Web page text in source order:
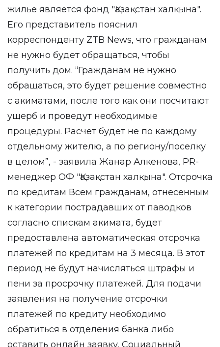
жилье является фонд "Қазақстан халқына".
Его представитель пояснил
корреспонденту ZTB News, что гражданам
не нужно будет обращаться, чтобы
получить дом. “Гражданам не нужно
обращаться, это будет решение совместно
с акиматами, после того как они посчитают
ущерб и проведут необходимые
процедуры. Расчет будет не по каждому
отдельному жителю, а по региону/поселку
в целом”, - заявила Жанар Алкенова, PR-
менеджер ОФ "Қазақстан халқына". Отсрочка
по кредитам Всем гражданам, отнесенным
к категории пострадавших от паводков
согласно спискам акимата, будет
предоставлена автоматическая отсрочка
платежей по кредитам на 3 месяца. В этот
период не будут начисляться штрафы и
пени за просрочку платежей. Для подачи
заявления на получение отсрочки
платежей по кредиту необходимо
обратиться в отделения банка либо
оставить онлайн заявку. Социальный